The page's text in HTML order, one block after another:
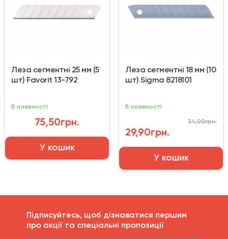
Леза сегментні 25 мм (5
шт) Favorit 13-792
В наявності
75,50грн.
У кошик
Леза сегментні 18 мм (10
шт) Sigma 8218101
В наявності
29,90грн.
34,00грн.
У кошик
Підписуйтесь, щоб дізнаватися першим
про акції та спеціальні пропозиції